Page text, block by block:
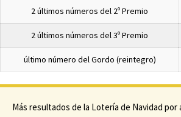
2 últimos números del 2º Premio
2 últimos números del 3º Premio
último número del Gordo (reintegro)
Más resultados de la Lotería de Navidad por